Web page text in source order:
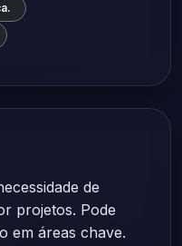
de
projetos. Pode
em áreas chave.